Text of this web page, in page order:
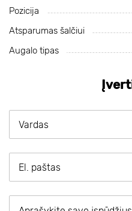
Pozicija
Atsparumas šalčiui
Augalo tipas